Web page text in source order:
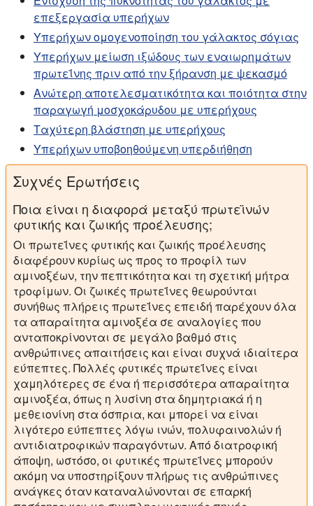
επεξεργασία υπερήχων
Υπερήχων ομογενοποίηση του γάλακτος σόγιας
Υπερήχων μείωση ιξώδους των εναιωρημάτων
πρωτεΐνης πριν από την ξήρανση με ψεκασμό
Ανώτερη αποτελεσματικότητα και ποιότητα στην
παραγωγή μοσχοκάρυδου με υπερήχους
Ταχύτερη βλάστηση με υπερήχους
Υπερήχων υποβοηθούμενη υπερδιήθηση
Συχνές Ερωτήσεις
Ποια είναι η διαφορά μεταξύ πρωτεϊνών
φυτικής και ζωικής προέλευσης;
Οι πρωτεΐνες φυτικής και ζωικής προέλευσης
διαφέρουν κυρίως ως προς το προφίλ των
αμινοξέων, την πεπτικότητα και τη σχετική μήτρα
τροφίμων. Οι ζωικές πρωτεΐνες θεωρούνται
συνήθως πλήρεις πρωτεΐνες επειδή παρέχουν όλα
τα απαραίτητα αμινοξέα σε αναλογίες που
ανταποκρίνονται σε μεγάλο βαθμό στις
ανθρώπινες απαιτήσεις και είναι συχνά ιδιαίτερα
εύπεπτες. Πολλές φυτικές πρωτεΐνες είναι
χαμηλότερες σε ένα ή περισσότερα απαραίτητα
αμινοξέα, όπως η λυσίνη στα δημητριακά ή η
μεθειονίνη στα όσπρια, και μπορεί να είναι
λιγότερο εύπεπτες λόγω ινών, πολυφαινολών ή
αντιδιατροφικών παραγόντων. Από διατροφική
άποψη, ωστόσο, οι φυτικές πρωτεΐνες μπορούν
ακόμη να υποστηρίξουν πλήρως τις ανθρώπινες
ανάγκες όταν καταναλώνονται σε επαρκή